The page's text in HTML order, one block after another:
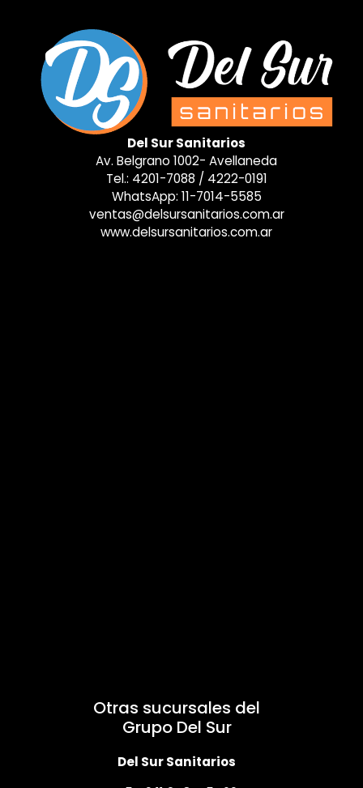
Del Sur Sanitarios
Av. Belgrano 1002- Avellaneda
Tel.: 4201-7088 / 4222-0191
WhatsApp: 11-7014-5585
ventas@delsursanitarios.com.ar
www.delsursanitarios.com.ar
Otras sucursales del
Grupo Del Sur
Del Sur Sanitarios